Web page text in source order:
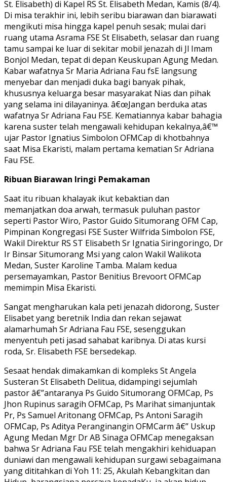
St. Elisabeth) di Kapel RS St. Elisabeth Medan, Kamis (8/4).
Di misa terakhir ini, lebih seribu biarawan dan biarawati
mengikuti misa hingga kapel penuh sesak; mulai dari
ruang utama Asrama FSE St Elisabeth, selasar dan ruang
tamu sampai ke luar di sekitar mobil jenazah di Jl Imam
Bonjol Medan, tepat di depan Keuskupan Agung Medan.
Kabar wafatnya Sr Maria Adriana Fau fsE langsung
menyebar dan menjadi duka bagi banyak pihak,
khususnya keluarga besar masyarakat Nias dan pihak
yang selama ini dilayaninya. â€œJangan berduka atas
wafatnya Sr Adriana Fau FSE. Kematiannya kabar bahagia
karena suster telah mengawali kehidupan kekalnya,â€™
ujar Pastor Ignatius Simbolon OFMCap di khotbahnya
saat Misa Ekaristi, malam pertama kematian Sr Adriana
Fau FSE.
Ribuan Biarawan Iringi Pemakaman
Saat itu ribuan khalayak ikut kebaktian dan
memanjatkan doa arwah, termasuk puluhan pastor
seperti Pastor Wiro, Pastor Guido Situmorang OFM Cap,
Pimpinan Kongregasi FSE Suster Wilfrida Simbolon FSE,
Wakil Direktur RS ST Elisabeth Sr Ignatia Siringoringo, Dr
Ir Binsar Situmorang Msi yang calon Wakil Walikota
Medan, Suster Karoline Tamba. Malam kedua
persemayamkan, Pastor Benitius Brevoort OFMCap
memimpin Misa Ekaristi.
Sangat mengharukan kala peti jenazah didorong, Suster
Elisabet yang beretnik India dan rekan sejawat
alamarhumah Sr Adriana Fau FSE, sesenggukan
menyentuh peti jasad sahabat karibnya. Di atas kursi
roda, Sr. Elisabeth FSE bersedekap.
Sesaat hendak dimakamkan di kompleks St Angela
Susteran St Elisabeth Delitua, didampingi sejumlah
pastor â€”antaranya Ps Guido Situmorang OFMCap, Ps
Jhon Rupinus saragih OFMCap, Ps Marihat simanjuntak
Pr, Ps Samuel Aritonang OFMCap, Ps Antoni Saragih
OFMCap, Ps Aditya Peranginangin OFMCarm â€” Uskup
Agung Medan Mgr Dr AB Sinaga OFMCap menegaksan
bahwa Sr Adriana Fau FSE telah mengakhiri kehiduapan
duniawi dan mengawali kehidupan surgawi sebagaimana
yang dititahkan di Yoh 11: 25, Akulah Kebangkitan dan